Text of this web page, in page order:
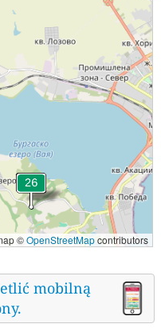
©OpenStreetMapcontributors
mobilną